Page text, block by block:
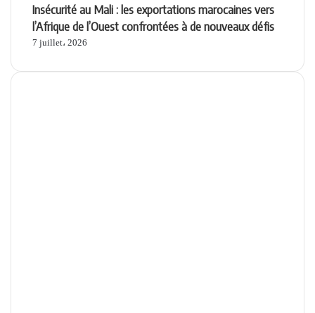
Insécurité au Mali : les exportations marocaines vers
l’Afrique de l’Ouest confrontées à de nouveaux défis
7 juillet، 2026